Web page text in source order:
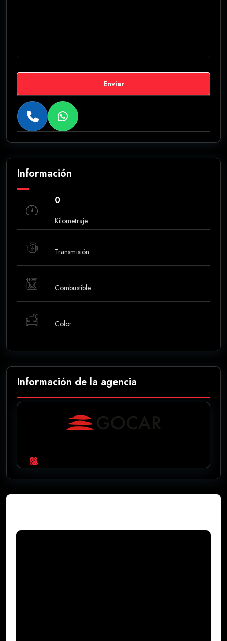
Enviar
Información
0
Kilometraje
Transmisión
Combustible
Color
Información de la agencia